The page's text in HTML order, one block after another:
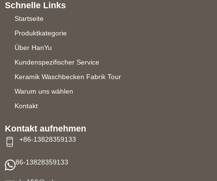
Schnelle Links
Startseite
Produktkategorie
Über HanYu
Kundenspezifischer Service
Keramik Waschbecken Fabrik Tour
Warum uns wählen
Kontakt
Kontakt aufnehmen
+86-13828359133
86-13828359133